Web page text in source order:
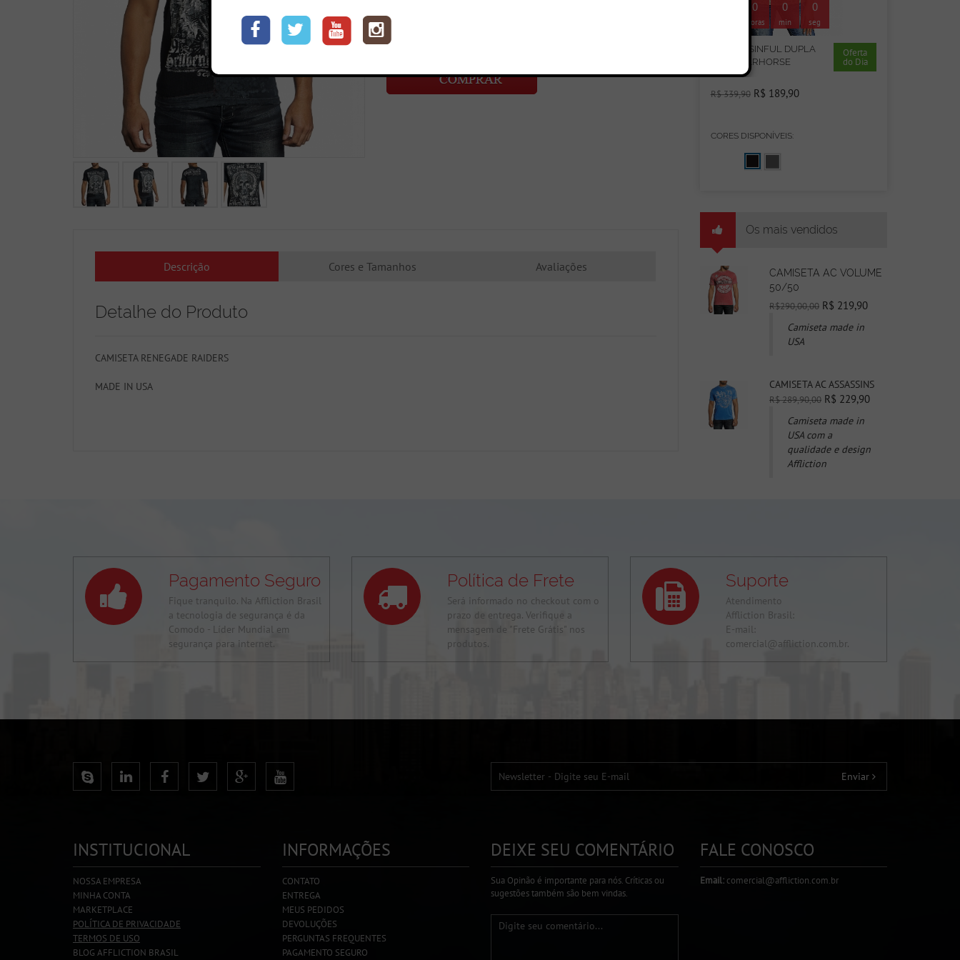
Preço:
Descrição Cores e Tamanhos Avaliações
Detalhe do Produto
CAMISETA RENEGADE RAIDERS
MADE IN USA
0 0 0
horas min seg
REGATA SINFUL DUPLA
FACE WARHORSE
R$ 339,90R$ 189,90
Oferta
do Dia
CORES DISPONÍVEIS:
Os mais vendidos
CAMISETA AC VOLUME
50/50
R$290,00,00 R$ 219,90
Camiseta made in
USA
CAMISETA AC ASSASSINS
R$ 289,90,00 R$ 229,90
Camiseta made in
USA com a
qualidade e design
Affliction
Pagamento Seguro
Fique tranquilo. Na Affliction Brasil
a tecnologia de segurança é da
Comodo - Líder Mundial em
segurança para internet.
Política de Frete
Será informado no checkout com o
prazo de entrega. Verifique a
mensagem de "Frete Grátis" nos
produtos.
Suporte
Atendimento
Affliction Brasil:
E-mail:
comercial@affliction.com.br.
Enviar
INSTITUCIONAL
NOSSA EMPRESA
MINHA CONTA
MARKETPLACE
POLÍTICA DE PRIVACIDADE
TERMOS DE USO
BLOG AFFLICTION BRASIL
INFORMAÇÕES
CONTATO
ENTREGA
MEUS PEDIDOS
DEVOLUÇÕES
PERGUNTAS FREQUENTES
PAGAMENTO SEGURO
DEIXE SEU COMENTÁRIO
Sua Opinão é importante para nós. Críticas ou
sugestões também são bem vindas.
FALE CONOSCO
Email:comercial@affliction.com.br